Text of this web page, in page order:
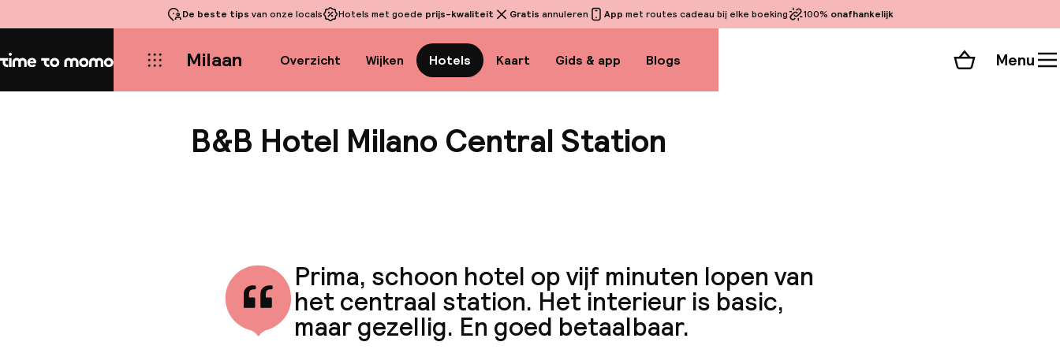
De beste tips van onze locals Hotels met goede prijs-kwaliteit Gratis annuleren App met routes cadeau bij elke boeking 100% onafhankelijk
Home Milaan Overzicht Wijken Hotels Kaart Gids & app Blogs Winkelmand
Menu
B&B Hotel Milano Central Station
Prima, schoon hotel op vijf minuten lopen van
het centraal station. Het interieur is basic,
maar gezellig. En goed betaalbaar.